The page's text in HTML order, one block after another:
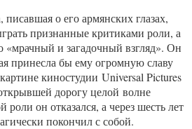
о его армянских глазах,
признанные критиками роли, а
«мрачный и загадочный взгляд». Он
принесла бы ему огромную славу
киностудии Universal Pictures
дорогу целой волне
он отказался, а через шесть лет
покончил с собой.